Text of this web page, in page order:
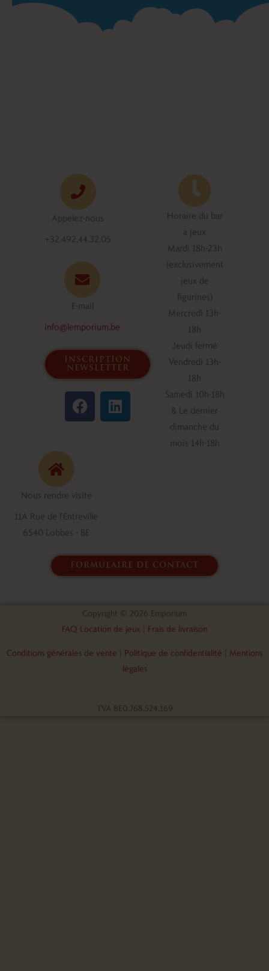
Appelez-nous
+32.492.44.32.05
E-mail
info@lemporium.be
inscription
newsletter
F
a
c
k
L
i
n
Horaire du bar
à jeux
Mardi 18h-23h
(exclusivement
jeux de
figurines)
Mercredi 13h-
18h
Jeudi fermé
Vendredi 13h-
18h
Samedi 10h-18h
& Le dernier
dimanche du
mois 14h-18h
Nous rendre visite
11A Rue de l'Entreville
6540 Lobbes - BE
formulaire de contact
Copyright © 2026 Emporium
FAQ Location de jeux
Frais de livraison
Conditions générales de vente Politique de confidentialité
Mentions
légales
TVA BE0.768.524.169